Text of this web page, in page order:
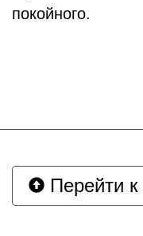
покойного.
Перейти